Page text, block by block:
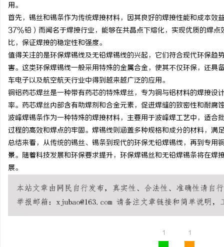
用。
首先，锡丝和锡条作为传统焊接材料，因其良好的焊接性能和成本
37%铅）而闻名于焊接行业，能够在共晶点下熔化，实现优质的焊
比，保证焊接的稳定性和强度。
值得关注的是环保焊锡线及无铅焊锡线的兴起，它们符合现代环保
害。这类环保焊锡线一般采用特殊的金属合金，使其不仅环保，还
车电子以及航空航天行业中得到越来越广泛的应用。
铜铝药芯焊丝是一种带有药芯的特殊焊丝，专为铜与铝材料的焊接
率。药芯焊丝内部含有助焊剂和合金元素，促进焊缝的致密性和耐腐
波峰焊锡条作为一种特殊的焊接材料，主要用于波峰焊工艺中，适
过程的高效和焊点的牢固。焊锡线则涵盖多种规格和成分的材料，满
总结来看，从传统的锡丝、锡条到现代的环保无铅焊锡线，再到专
景。随着科技发展和环保要求提升，环保焊锡丝和无铅焊锡条将在
展。
1 1
开店最怕“搜不到”为什
ai却天天给他免费派单？